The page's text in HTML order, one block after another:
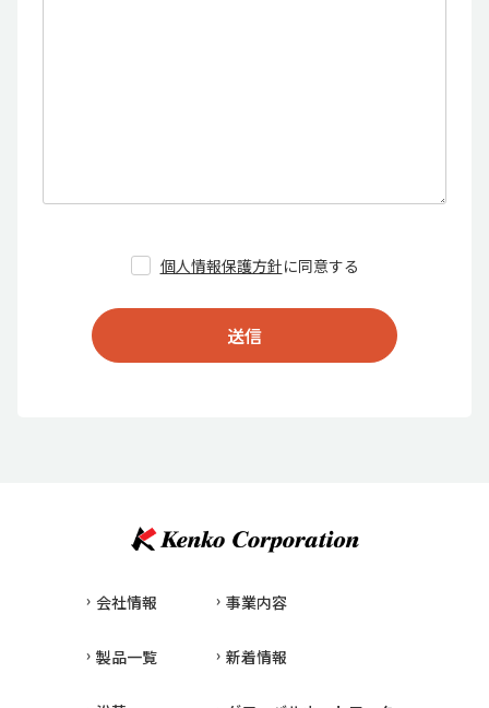
個人情報保護方針に同意する
送信
会社情報 事業内容
製品一覧 新着情報